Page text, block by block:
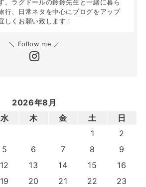
。ラグドールの鈴鈴先生と一緒に暮ら
行、日常ネタを中心にブログをアップ
しくお願い致します！
＼ Follow me ／
2026年8月
水 木 金 土
日
1
2
5 6 7 8
9
12 13 14 15
16
19 20 21 22
23